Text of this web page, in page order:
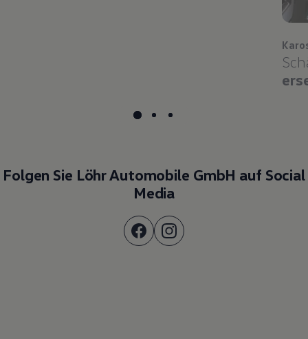
Folgen Sie Löhr Automobile GmbH auf Social
Media